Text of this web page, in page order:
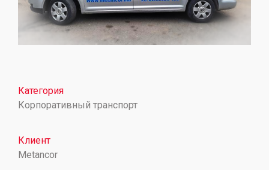
Категория
Корпоративный транспорт
Клиент
Metancor